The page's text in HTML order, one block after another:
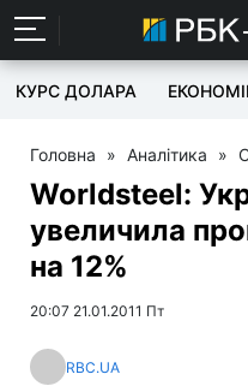
КУРС ДОЛАРА
Головна » Аналітика »
Worldsteel:
увеличила
на 12%
20:07 21.01.2011 Пт
RBC.UA